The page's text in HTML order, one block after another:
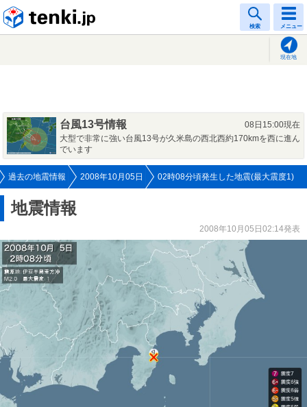
検索 メニュー
現在地
台風13号情報
08日15:00現在
大型で非常に強い台風13号が久米島の西北西約170kmを西に進ん
でいます
過去の地震情報 2008年10月05日 02時08分頃発生した地震(最大震度1)
地震情報
2008年10月05日02:14発表